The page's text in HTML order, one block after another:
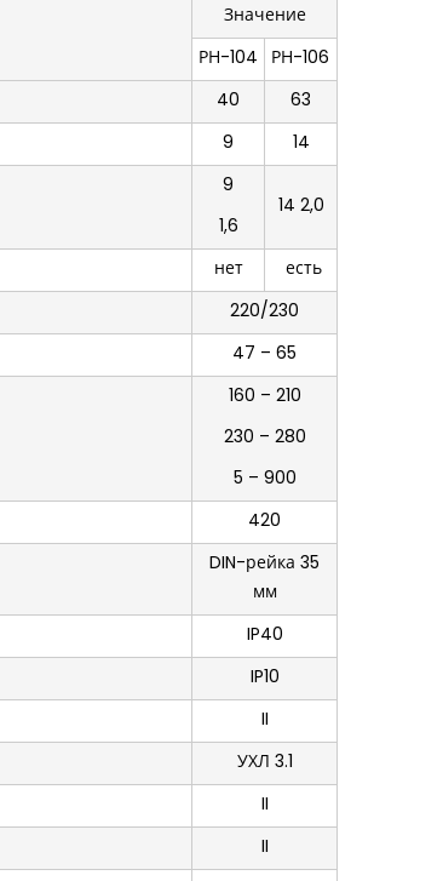
Значение
РН-104 РН-106
40
63
9
14
9
1,6
14 2,0
нет
есть
220/230
47 – 65
160 – 210
230 – 280
5 – 900
420
DIN-рейка 35
мм
IP40
IP10
II
УХЛ 3.1
II
II